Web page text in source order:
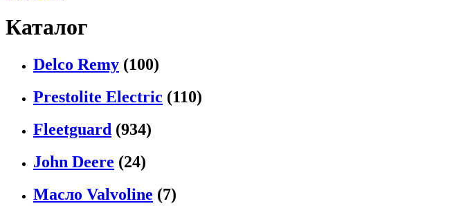
Каталог
Delco Remy (100)
Prestolite Electric (110)
Fleetguard (934)
John Deere (24)
Масло Valvoline (7)